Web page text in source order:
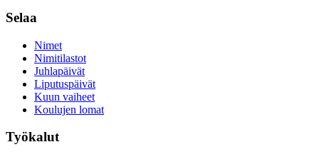
Selaa
Nimet
Nimitilastot
Juhlapäivät
Liputuspäivät
Kuun vaiheet
Koulujen lomat
Työkalut